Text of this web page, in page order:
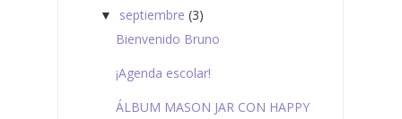
▼ septiembre (3)
Bienvenido Bruno
¡Agenda escolar!
ÁLBUM MASON JAR CON HAPPY